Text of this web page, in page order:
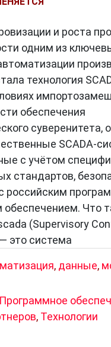
и роста
одним из
технология
обеспечения
суверенитета,
SCADA-
с учётом
стандартов,
российским
Что
(Supervisory
это система
, данные,
Программное
, Технологии